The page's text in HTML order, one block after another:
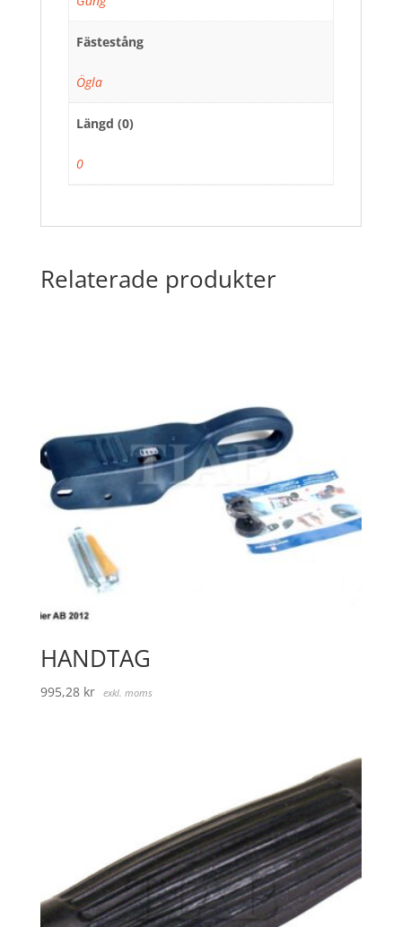
Fästestång
Ögla
Längd (0)
0
Relaterade produkter
HANDTAG
995,28 kr exkl. moms